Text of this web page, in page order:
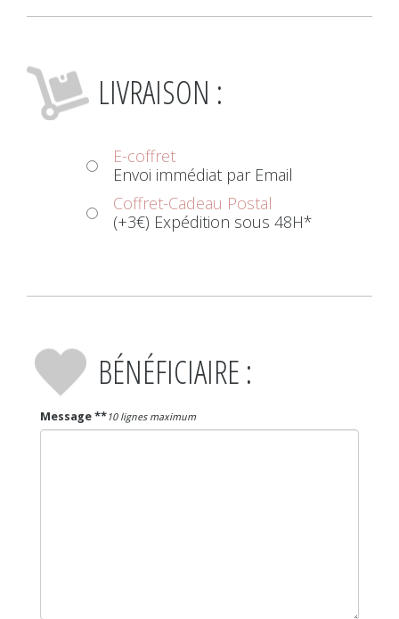
LIVRAISON :
E-coffret
Envoi immédiat par Email
Coffret-Cadeau Postal
(+3€) Expédition sous 48H*
BÉNÉFICIAIRE :
Message **10 lignes maximum